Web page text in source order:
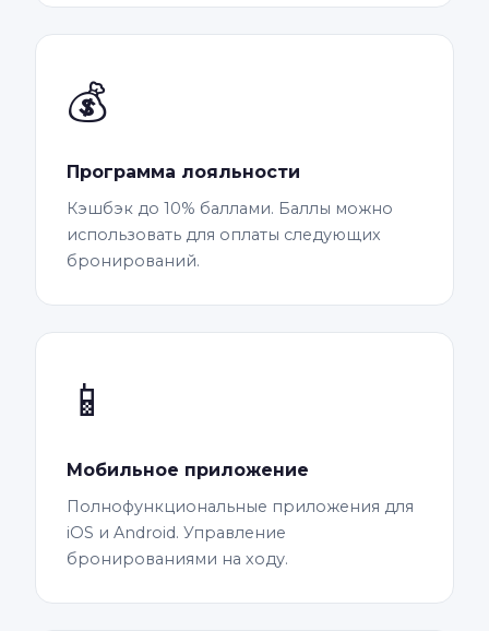
💰
Программа лояльности
Кэшбэк до 10% баллами. Баллы можно
использовать для оплаты следующих
бронирований.
📱
Мобильное приложение
Полнофункциональные приложения для
iOS и Android. Управление
бронированиями на ходу.